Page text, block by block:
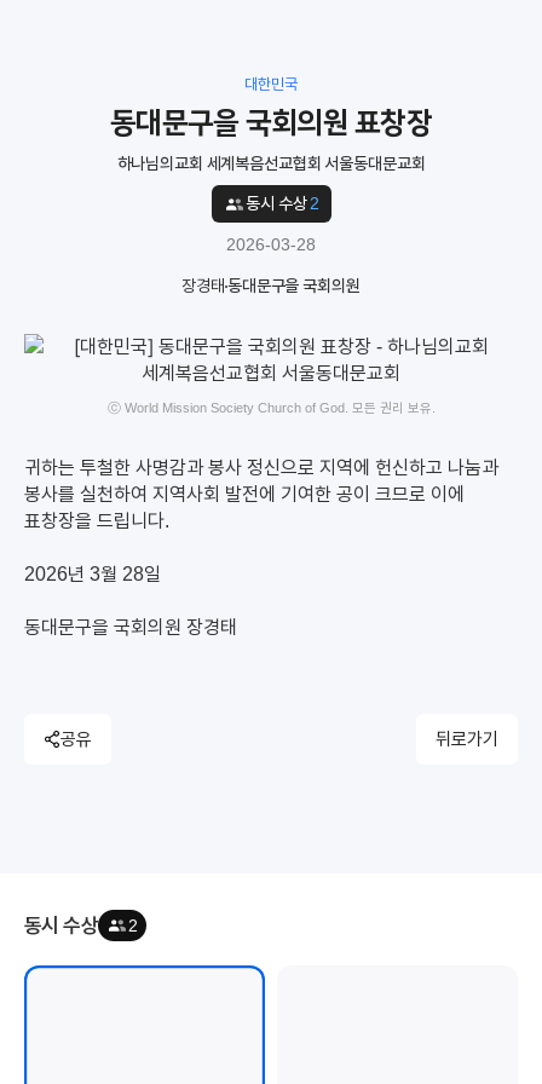
대한민국
동대문구을 국회의원 표창장
하나님의교회 세계복음선교협회 서울동대문교회
동시 수상 2
2026-03-28
장경태 동대문구을 국회의원
ⓒ World Mission Society Church of God. 모든 권리 보유.
귀하는 투철한 사명감과 봉사 정신으로 지역에 헌신하고 나눔과
봉사를 실천하여 지역사회 발전에 기여한 공이 크므로 이에
표창장을 드립니다.
2026년 3월 28일
동대문구을 국회의원 장경태
공유 뒤로가기
동시 수상 2